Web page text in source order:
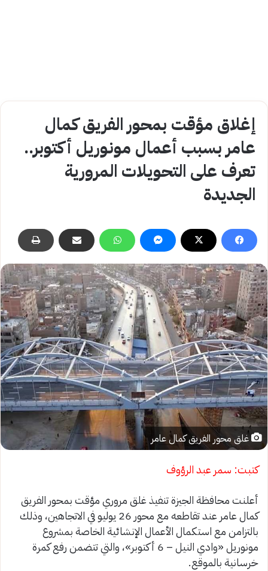
إغلاق مؤقت بمحور الفريق كمال
عامر بسبب أعمال مونوريل أكتوبر..
تعرف على التحويلات المرورية
الجديدة
غلق محور الفريق كمال عامر
كتبت: سمر عبد الرؤوف
أعلنت محافظة الجيزة تنفيذ غلق مروري مؤقت بمحور الفريق
كمال عامر عند تقاطعه مع محور 26 يوليو في الاتجاهين، وذلك
بالتزامن مع استكمال الأعمال الإنشائية الخاصة بمشروع
مونوريل «وادي النيل – 6 أكتوبر»، والتي تتضمن رفع كمرة
خرسانية بالموقع.